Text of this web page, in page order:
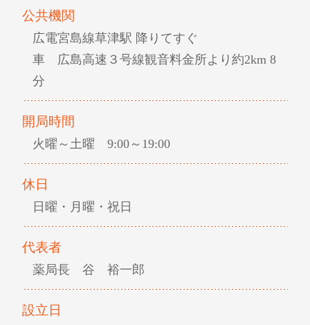
公共機関
広電宮島線草津駅 降りてすぐ
車 広島高速３号線観音料金所より約2km 8
分
開局時間
火曜～土曜 9:00～19:00
休日
日曜・月曜・祝日
代表者
薬局長 谷 裕一郎
設立日